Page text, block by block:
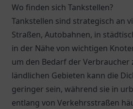
Wo finden sich Tankstellen?
Tankstellen sind strategisch an
Straßen, Autobahnen, in
in der Nähe von wichtigen
um den Bedarf der Verbraucher
ländlichen Gebieten kann die
geringer sein, während sie in
entlang von Verkehrsstraßen